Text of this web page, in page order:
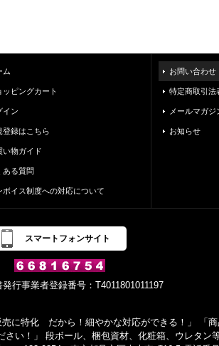
ム
ッピングカート
イン
登録はこちら
い物ガイド
ある質問
ボイス制度への対応について
お問い合わせ
特定商取引法
メールマガジ
お知らせ
スマートフォンサイト
行事業者登録番号：T4011801011197
に特化 だから！細やかな対応ができる！」
い！」 段ボール、梱包資材、化粧箱、ウレタ